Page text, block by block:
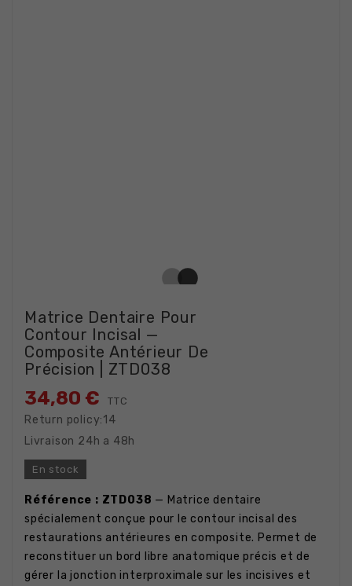
Matrice Dentaire Pour
Contour Incisal —
Composite Antérieur De
Précision | ZTD038
34,80 € TTC
Return policy:14
Livraison 24h a 48h
En stock
Référence : ZTD038 — Matrice dentaire
spécialement conçue pour le contour incisal des
restaurations antérieures en composite. Permet de
reconstituer un bord libre anatomique précis et de
gérer la jonction interproximale sur les incisives et